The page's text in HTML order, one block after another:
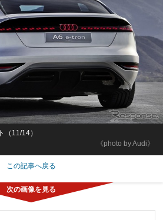
《photo by Audi》
（11/14）
この記事へ戻る